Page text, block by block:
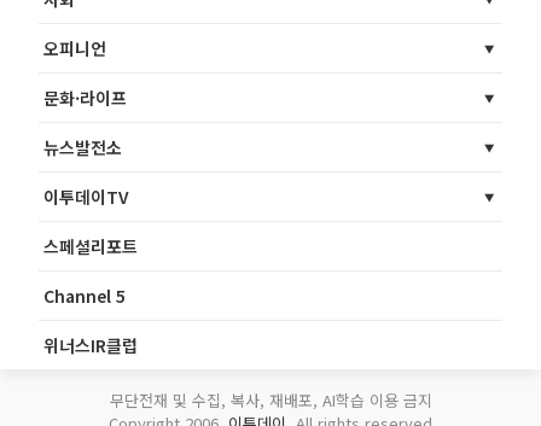
오피니언
문화·라이프
뉴스발전소
이투데이TV
스페셜리포트
Channel 5
위너스IR클럽
무단전재 및 수집, 복사, 재배포, AI학습 이용 금지